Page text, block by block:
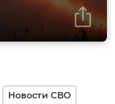
Новости СВО